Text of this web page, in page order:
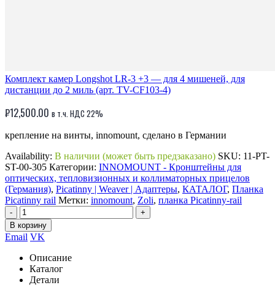
Комплект камер Longshot LR-3 +3 — для 4 мишеней, для
дистанции до 2 миль (арт. TV-CF103-4)
₽12,500.00 в т.ч. НДС 22%
крепление на винты, innomount, сделано в Германии
Availability: В наличии (может быть предзаказано) SKU: 11-PT-
ST-00-305 Категории: INNOMOUNT - Кронштейны для
оптических, тепловизионных и коллиматорных прицелов
(Германия), Picatinny | Weaver | Адаптеры, КАТАЛОГ, Планка
Picatinny rail Метки: innomount, Zoli, планка Picatinny-rail
-
+
В корзину
Email VK
Описание
Каталог
Детали